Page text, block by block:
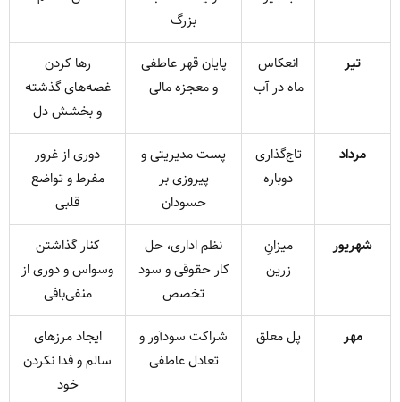
بزرگ
تیر
انعکاس
ماه در آب
پایان قهر عاطفی
و معجزه مالی
رها کردن
غصه‌های گذشته
و بخشش دل
مرداد
تاج‌گذاری
دوباره
پست مدیریتی و
پیروزی بر
حسودان
دوری از غرور
مفرط و تواضع
قلبی
شهریور
میزانِ
زرین
نظم اداری، حل
کار حقوقی و سود
تخصص
کنار گذاشتن
وسواس و دوری از
منفی‌بافی
مهر
پل معلق
شراکت سودآور و
تعادل عاطفی
ایجاد مرزهای
سالم و فدا نکردن
خود